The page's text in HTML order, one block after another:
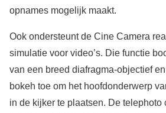
opnames mogelijk maakt.
Ook ondersteunt de Cine Camera
simulatie voor video’s. Die functie
van een breed diafragma-objectief
bokeh toe om het hoofdonderwerp
in de kijker te plaatsen. De telephoto